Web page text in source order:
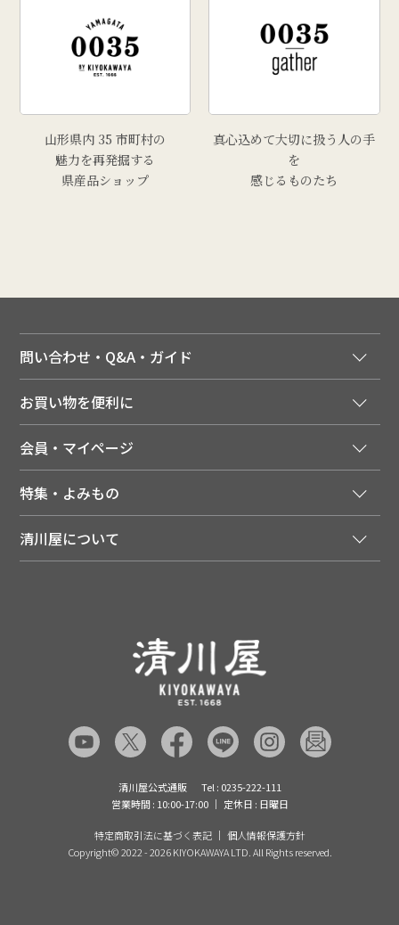
山形県内 35 市町村の
魅力を再発掘する
県産品ショップ
真心込めて大切に扱う人の手
を
感じるものたち
問い合わせ・Q&A・ガイド
ご利用ガイド
領収書について
送料について
配達日について
返品について
よくあるご質問（FAQ）
あんしんの品質保証について（産直品）
品質保証について（通常品）
お買い物を便利に
季節のカタログを無料でお届け
店舗・ECポイント共通アプリ
LINEお友だち登録
会員・マイページ
会員特典について
注文履歴
特集・よみもの
メディア掲載商品
清川屋のレビューを見る
清川屋について
清川屋公式通販
Tel : 0235-222-111
営業時間 : 10:00-17:00
定休日 : 日曜日
特定商取引法に基づく表記
個人情報保護方針
Copyright©2022 - 2026 KIYOKAWAYA LTD. All Rights reserved.